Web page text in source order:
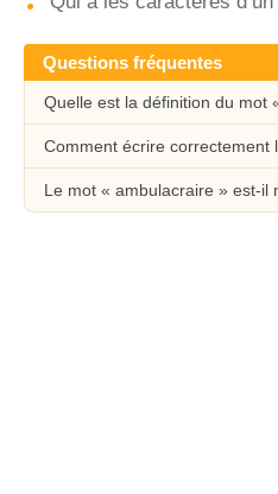
Questions fréquentes
Quelle est la définition du mot
Comment écrire correctement
Le mot « ambulacraire » est-il